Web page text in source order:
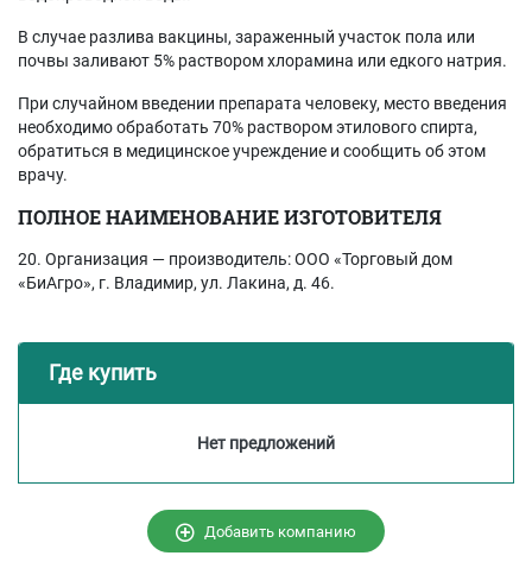
В случае разлива вакцины, зараженный участок пола или
почвы заливают 5% раствором хлорамина или едкого натрия.
При случайном введении препарата человеку, место введения
необходимо обработать 70% раствором этилового спирта,
обратиться в медицинское учреждение и сообщить об этом
врачу.
ПОЛНОЕ НАИМЕНОВАНИЕ ИЗГОТОВИТЕЛЯ
20. Организация — производитель: ООО «Торговый дом
«БиАгро», г. Владимир, ул. Лакина, д. 46.
Где купить
Нет предложений
Добавить компанию